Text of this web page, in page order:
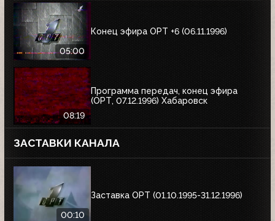
05:00
Конец эфира ОРТ +6 (06.11.1996)
08:19
Программа передач, конец эфира
(ОРТ, 07.12.1996) Хабаровск
ЗАСТАВКИ КАНАЛА
00:10
Заставка ОРТ (01.10.1995-31.12.1996)